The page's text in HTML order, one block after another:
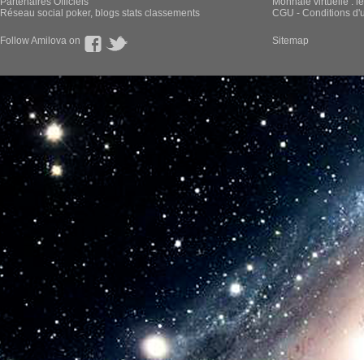
Réseau social poker, blogs stats classements
CGU - Conditions
Follow Amilova on Sitemap